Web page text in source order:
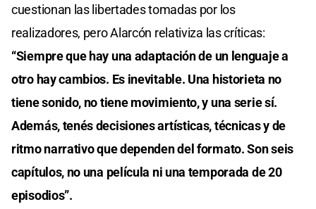
cuestionan las libertades tomadas por los
realizadores, pero Alarcón relativiza las críticas:
“Siempre que hay una adaptación de un lenguaje a
otro hay cambios. Es inevitable. Una historieta no
tiene sonido, no tiene movimiento, y una serie sí.
Además, tenés decisiones artísticas, técnicas y de
ritmo narrativo que dependen del formato. Son seis
capítulos, no una película ni una temporada de 20
episodios”.